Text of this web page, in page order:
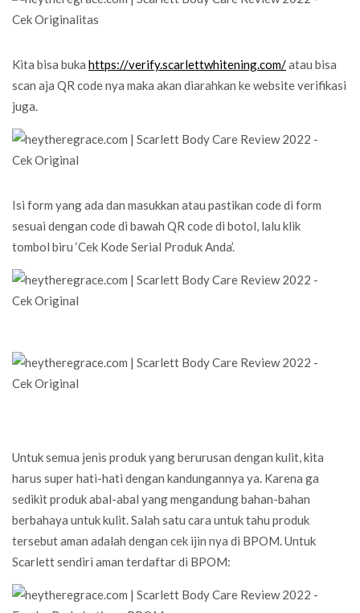
Kita bisa buka https://verify.scarlettwhitening.com/atau bisa
scan aja QR code nya maka akan diarahkan ke website verifikasi
juga.
Isi form yang ada dan masukkan atau pastikan code di form
sesuai dengan code di bawah QR code di botol, lalu klik
tombol biru ‘Cek Kode Serial Produk Anda’.
Untuk semua jenis produk yang berurusan dengan kulit, kita
harus super hati-hati dengan kandungannya ya. Karena ga
sedikit produk abal-abal yang mengandung bahan-bahan
berbahaya untuk kulit. Salah satu cara untuk tahu produk
tersebut aman adalah dengan cek ijin nya di BPOM. Untuk
Scarlett sendiri aman terdaftar di BPOM: